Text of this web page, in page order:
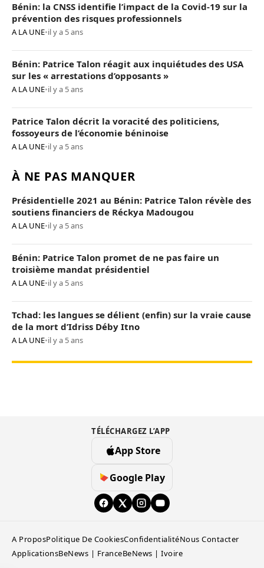
Bénin: la CNSS identifie l’impact de la Covid-19 sur la
prévention des risques professionnels
A LA UNE•il y a 5 ans
Bénin: Patrice Talon réagit aux inquiétudes des USA
sur les « arrestations d’opposants »
A LA UNE•il y a 5 ans
Patrice Talon décrit la voracité des politiciens,
fossoyeurs de l’économie béninoise
A LA UNE•il y a 5 ans
À NE PAS MANQUER
Présidentielle 2021 au Bénin: Patrice Talon révèle des
soutiens financiers de Réckya Madougou
A LA UNE•il y a 5 ans
Bénin: Patrice Talon promet de ne pas faire un
troisième mandat présidentiel
A LA UNE•il y a 5 ans
Tchad: les langues se délient (enfin) sur la vraie cause
de la mort d’Idriss Déby Itno
A LA UNE•il y a 5 ans
TÉLÉCHARGEZ L’APP
App Store
Google Play
A ProposPolitique De CookiesConfidentialitéNous Contacter
ApplicationsBeNews | FranceBeNews | Ivoire